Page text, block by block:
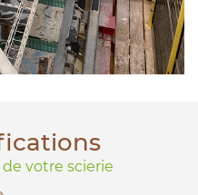
votre scierie